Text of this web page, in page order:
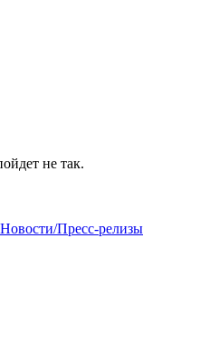
не так.
Новости/Пресс-релизы